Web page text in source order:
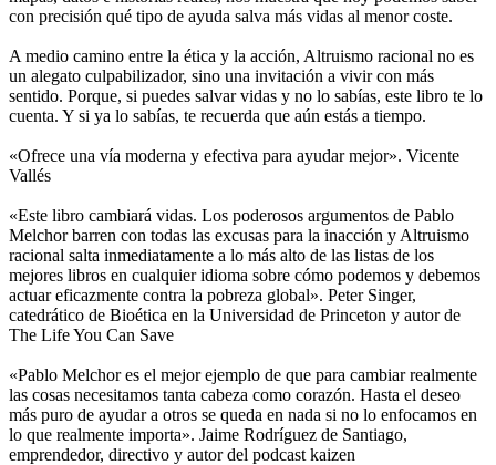
con precisión qué tipo de ayuda salva más vidas al menor coste.
A medio camino entre la ética y la acción, Altruismo racional no es
un alegato culpabilizador, sino una invitación a vivir con más
sentido. Porque, si puedes salvar vidas y no lo sabías, este libro te lo
cuenta. Y si ya lo sabías, te recuerda que aún estás a tiempo.
«Ofrece una vía moderna y efectiva para ayudar mejor». Vicente
Vallés
«Este libro cambiará vidas. Los poderosos argumentos de Pablo
Melchor barren con todas las excusas para la inacción y Altruismo
racional salta inmediatamente a lo más alto de las listas de los
mejores libros en cualquier idioma sobre cómo podemos y debemos
actuar eficazmente contra la pobreza global». Peter Singer,
catedrático de Bioética en la Universidad de Princeton y autor de
The Life You Can Save
«Pablo Melchor es el mejor ejemplo de que para cambiar realmente
las cosas necesitamos tanta cabeza como corazón. Hasta el deseo
más puro de ayudar a otros se queda en nada si no lo enfocamos en
lo que realmente importa». Jaime Rodríguez de Santiago,
emprendedor, directivo y autor del podcast kaizen